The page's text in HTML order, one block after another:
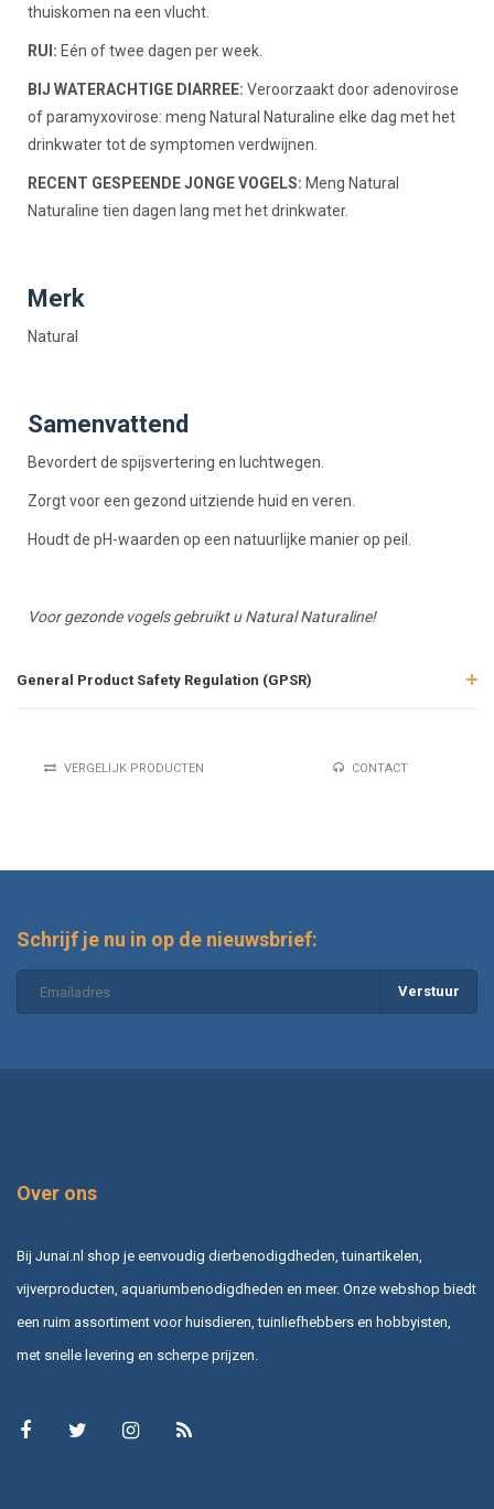
thuiskomen na een vlucht.
RUI: Eén of twee dagen per week.
BIJ WATERACHTIGE DIARREE: Veroorzaakt door adenovirose
of paramyxovirose: meng Natural Naturaline elke dag met het
drinkwater tot de symptomen verdwijnen.
RECENT GESPEENDE JONGE VOGELS: Meng Natural
Naturaline tien dagen lang met het drinkwater.
Merk
Natural
Samenvattend
Bevordert de spijsvertering en luchtwegen.
Zorgt voor een gezond uitziende huid en veren.
Houdt de pH-waarden op een natuurlijke manier op peil.
Voor gezonde vogels gebruikt u Natural Naturaline!
General Product Safety Regulation (GPSR)
VERGELIJK PRODUCTEN CONTACT
Schrijf je nu in op de nieuwsbrief:
Verstuur
Over ons
Bij Junai.nl shop je eenvoudig dierbenodigdheden, tuinartikelen,
vijverproducten, aquariumbenodigdheden en meer. Onze webshop biedt
een ruim assortiment voor huisdieren, tuinliefhebbers en hobbyisten,
met snelle levering en scherpe prijzen.